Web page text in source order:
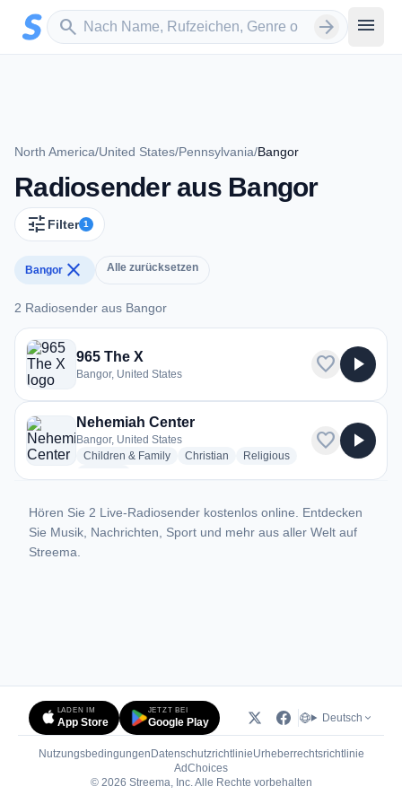
Zum Hauptinhalt springen
search
Sender suchen arrow_forward menu
North America/United States/Pennsylvania/Bangor
Radiosender aus Bangor
tune Filter 1
Bangor close Alle zurücksetzen
2 Radiosender aus Bangor
2 Radiosender aus Bangor
965 The X
Bangor, United States favorite play_arrow
Nehemiah Center
Bangor, United States
Children & Familyradio stations
Christian radio stations
Religiousradio stations
favorite play_arrow
Hören Sie 2 Live-Radiosender kostenlos online. Entdecken
Sie Musik, Nachrichten, Sport und mehr aus aller Welt auf
Streema.
LADEN IM
App Store
JETZT BEI
Google Play Deutsch
Nutzungsbedingungen DatenschutzrichtlinieUrheberrechtsrichtlinie
AdChoices(öffnet in neuem Tab)
© 2026 Streema, Inc. Alle Rechte vorbehalten